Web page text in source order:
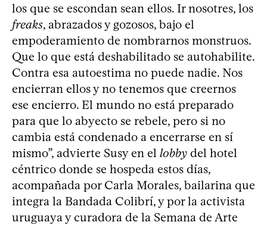
los que se escondan sean ellos. Ir nosotres, los
freaks, abrazados y gozosos, bajo el
empoderamiento de nombrarnos monstruos.
Que lo que está deshabilitado se autohabilite.
Contra esa autoestima no puede nadie. Nos
encierran ellos y no tenemos que creernos
ese encierro. El mundo no está preparado
para que lo abyecto se rebele, pero si no
cambia está condenado a encerrarse en sí
mismo”, advierte Susy en el lobby del hotel
céntrico donde se hospeda estos días,
acompañada por Carla Morales, bailarina que
integra la Bandada Colibrí, y por la activista
uruguaya y curadora de la Semana de Arte